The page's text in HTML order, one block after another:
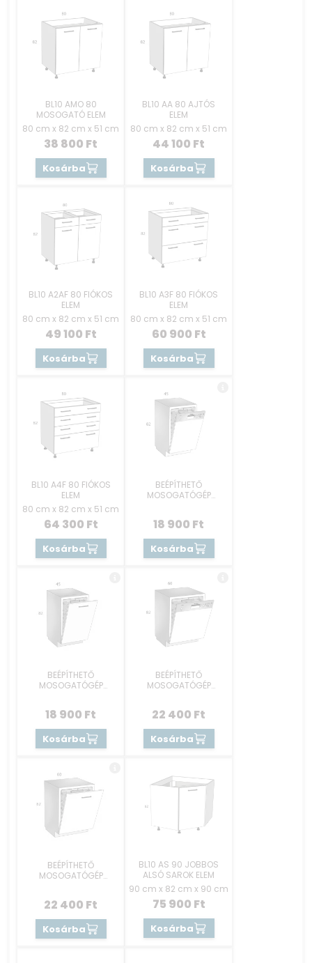
BL10 AMO 80
MOSOGATÓ ELEM
80 cm x 82 cm x 51 cm
38 800 Ft
Kosárba
BL10 AA 80 AJTÓS
ELEM
80 cm x 82 cm x 51 cm
44 100 Ft
Kosárba
BL10 A2AF 80 FIÓKOS
ELEM
80 cm x 82 cm x 51 cm
49 100 Ft
Kosárba
BL10 A3F 80 FIÓKOS
ELEM
80 cm x 82 cm x 51 cm
60 900 Ft
Kosárba
BL10 A4F 80 FIÓKOS
ELEM
80 cm x 82 cm x 51 cm
64 300 Ft
Kosárba
BEÉPÍTHETŐ
MOSOGATÓGÉP
18 900 Ft
Kosárba
BEÉPÍTHETŐ
MOSOGATÓGÉP
18 900 Ft
Kosárba
BEÉPÍTHETŐ
MOSOGATÓGÉP
22 400 Ft
Kosárba
BEÉPÍTHETŐ
MOSOGATÓGÉP
22 400 Ft
Kosárba
BL10 AS 90 JOBBOS
ALSÓ SAROK ELEM
90 cm x 82 cm x 90 cm
75 900 Ft
Kosárba